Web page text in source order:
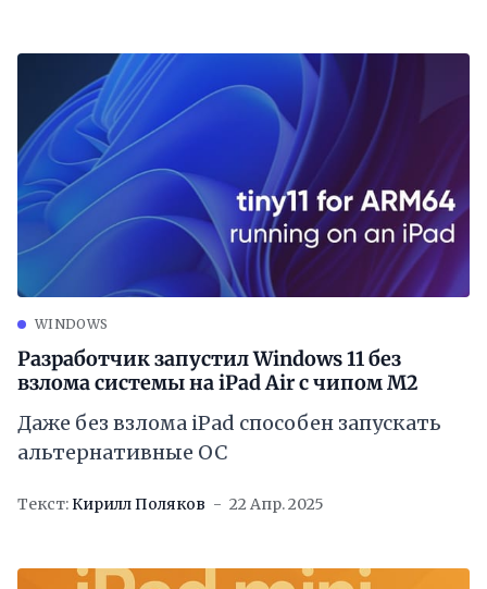
WINDOWS
Разработчик запустил Windows 11 без
взлома системы на iPad Air с чипом M2
Даже без взлома iPad способен запускать
альтернативные ОС
Текст: Кирилл Поляков 22 Апр. 2025